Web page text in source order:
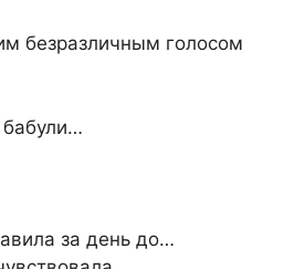
безразличным голосом
за день до…